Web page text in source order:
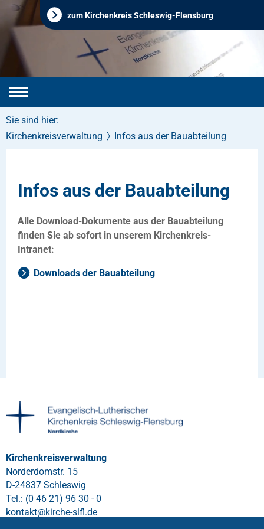
zum Kirchenkreis Schleswig-Flensburg
Sie sind hier:
Kirchenkreisverwaltung
Infos aus der Bauabteilung
Infos aus der Bauabteilung
Alle Download-Dokumente aus der Bauabteilung
finden Sie ab sofort in unserem Kirchenkreis-
Intranet:
Downloads der Bauabteilung
Kirchenkreisverwaltung
Norderdomstr. 15
D-24837 Schleswig
Tel.: (0 46 21) 96 30 - 0
kontakt@kirche-slfl.de